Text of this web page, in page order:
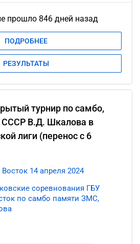
прошло 846 дней назад
ПОДРОБНЕЕ
РЕЗУЛЬТАТЫ
турнир по самбо,
В.Д. Шкалова в
лиги (перенос с 6
14 апреля 2024
соревнования ГБУ
по самбо памяти ЗМС,